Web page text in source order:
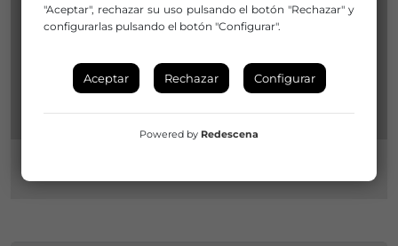
"Aceptar", rechazar su uso pulsando el botón "Rechazar" y
configurarlas pulsando el botón "Configurar".
Aceptar Rechazar Configurar
Powered by Redescena